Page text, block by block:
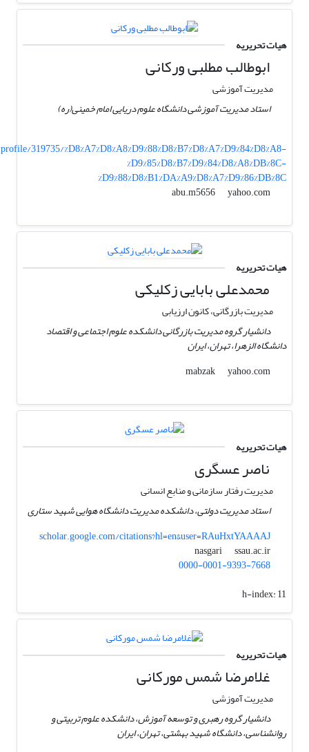
هیات تحریریه
ابوطالب مطلبی ورکانی
مدیریت آموزشی
استاد مدیریت آموزشی دانشگاه علوم دریایی امام خمینی(ره)
319735/%D8%A7%D8%A8%D9%88%D8%B7%D8%A7%D9%84%D8%A8-
%D9%85%D8%B7%D9%84%D8%A8%DB%8C-
%D9%88%D8%B1%DA%A9%D8%A7%D9%86%DB%8C
abu.m5656
yahoo.com
هیات تحریریه
محمدعلی بابایی زکلیکی
مدیریت بازرگانی، کانون ارزیابی
دانشیار گروه مدیریت بازرگانی دانشکده علوم اجتماعی و اقتصاد
دانشگاه الزهرا، تهران، ایران
mabzak
yahoo.com
هیات تحریریه
ناصر عسگری
مدیریت رفتار سازمانی و منابع انسانی
استاد مدیریت دولتی، دانشکده مدیریت دانشگاه هوایی شهید ستاری
scholar.google.com/citations?hl=en&user=RAuHxtYAAAAJ
nasgari
ssau.ac.ir
0000-0001-9393-7668
h-index:11
هیات تحریریه
غلامرضا شمس مورکانی
مدیریت آموزشی
دانشیار گروه رهبری و توسعه آموزش، دانشکده علوم تربیتی و
روانشناسی، دانشگاه شهید بهشتی، تهران، ایران